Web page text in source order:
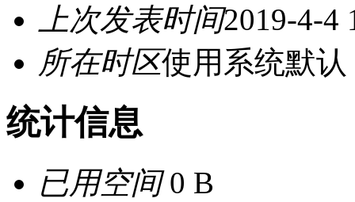
上次发表时间2019-4-4
所在时区使用系统默认
统计信息
已用空间0 B